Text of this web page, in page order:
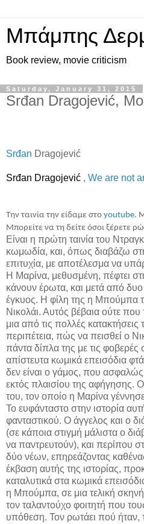
Μπάμπης
Book review, movie criticism
Saturday, January 31, 2015
Srđan Dragojević,
Srđan Dragojević
Srđan Dragojević , We are not
Την ταινία την είδαμε στο youtube.
Μπορείτε να τη δείτε όσοι ξέρετε
Είναι η πρώτη ταινία του
κωμωδία, και, όπως διαβάζω στη
επιτυχία, με αποτέλεσμα να
Η Μαρίνα, μεθυσμένη, πέφτει
κάνουν έρωτα, και μετά από δυο
έγκυος. Η φίλη της η Μπούμπα
Νικολάι. Αυτός βέβαια ούτε που
μια από τις πολλές κατακτήσεις
περιπέτεια, πώς να πεισθεί ο
πάντα δίπλα της με τις
απίστευτα κωμικά επεισόδια
δεν είναι ο γάμος, που
εκτός πλαισίου της αφήγησης. Ο
του, τον οποίο η Μαρίνα
Το ευφάνταστο στην ιστορία
φανταστικού. Ο άγγελος και ο
(σε κάποια στιγμή μάλιστα ο
να παντρευτούν), και περίπου
δύο νέων, επηρεάζοντας
έκβαση αυτής της ιστορίας,
καταλυτικά στα κωμικά
η Μπούμπα, σε μια τελική
τον ταλαντούχο φοιτητή που
υπόθεση. Τον ρωτάει πού ήταν,